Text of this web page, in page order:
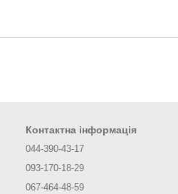
Контактна інформація
044-390-43-17
093-170-18-29
067-464-48-59